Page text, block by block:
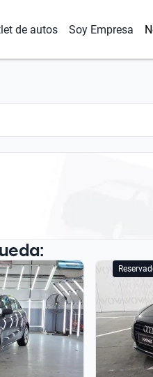
de autos Soy Empresa